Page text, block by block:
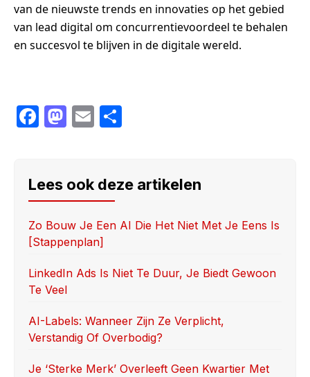
van de nieuwste trends en innovaties op het gebied
van lead digital om concurrentievoordeel te behalen
en succesvol te blijven in de digitale wereld.
F
e
b
o
o
k
M
o
d
o
n
E
e
Lees ook deze artikelen
Zo Bouw Je Een AI Die Het Niet Met Je Eens Is
[stappenplan]
LinkedIn Ads Is Niet Te Duur, Je Biedt Gewoon
Te Veel
AI-Labels: Wanneer Zijn Ze Verplicht,
Verstandig Of Overbodig?
Je ‘sterke Merk’ Overleeft Geen Kwartier Met